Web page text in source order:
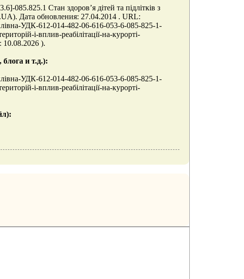
Стан здоров’я дітей та підлітків з
Дата обновления: 27.04.2014 . URL:
УДК-612-014-482-06-616-053-6-085-825-1-
і-вплив-реабілітації-на-курорті-
10.08.2026 ).
и т.д.):
УДК-612-014-482-06-616-053-6-085-825-1-
і-вплив-реабілітації-на-курорті-